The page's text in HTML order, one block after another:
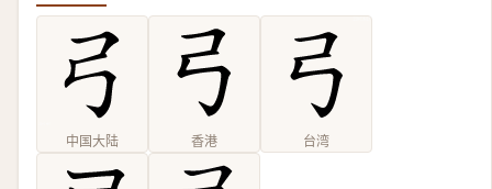
中国大陆 香港 台湾